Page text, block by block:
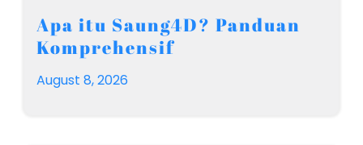
Apa itu Saung4D? Panduan
Komprehensif
August 8, 2026